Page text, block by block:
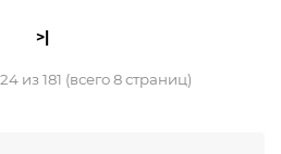
>|
из 181 (всего 8 страниц)